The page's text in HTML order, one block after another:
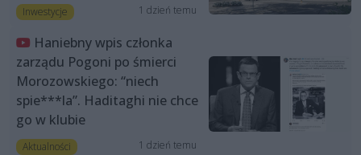
Inwestycje 1 dzień temu
Haniebny wpis członka
zarządu Pogoni po śmierci
Morozowskiego: “niech
spie***la”. Haditaghi nie chce
go w klubie
Aktualności 1 dzień temu